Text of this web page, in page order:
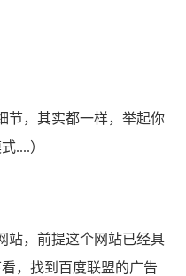
，其实都一样，举起你
....）
，前提这个网站已经具
，找到百度联盟的广告